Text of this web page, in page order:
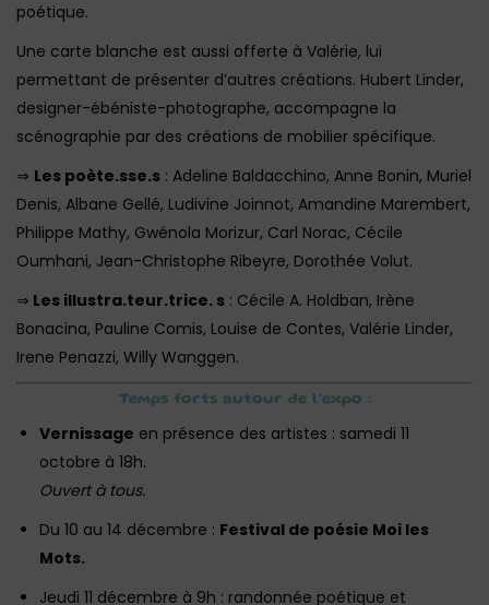
poétique.
Une carte blanche est aussi offerte à Valérie, lui
permettant de présenter d’autres créations. Hubert Linder,
designer-ébéniste-photographe, accompagne la
scénographie par des créations de mobilier spécifique.
⇒ Les poète.sse.s : Adeline Baldacchino, Anne Bonin, Muriel
Denis, Albane Gellé, Ludivine Joinnot, Amandine Marembert,
Philippe Mathy, Gwénola Morizur, Carl Norac, Cécile
Oumhani, Jean-Christophe Ribeyre, Dorothée Volut.
⇒ Les illustra.teur.trice. s : Cécile A. Holdban, Irène
Bonacina, Pauline Comis, Louise de Contes, Valérie Linder,
Irene Penazzi, Willy Wanggen.
Temps forts autour de l’expo :
Vernissage en présence des artistes : samedi 11
octobre à 18h.
Ouvert à tous.
Du 10 au 14 décembre : Festival de poésie Moi les
Mots.
Jeudi 11 décembre à 9h : randonnée poétique et